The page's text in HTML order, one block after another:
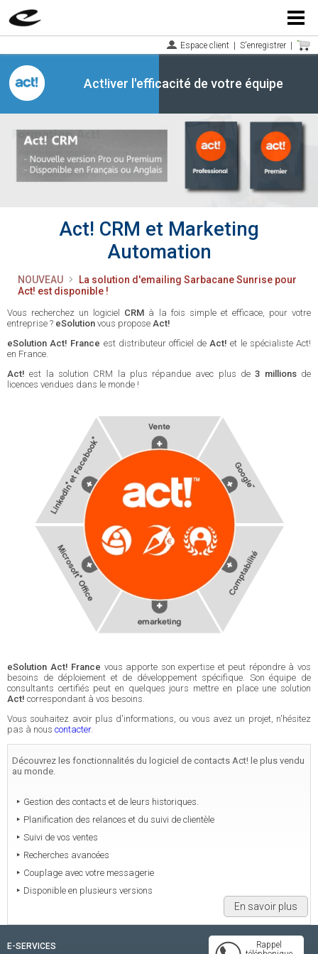
Menu
Espace client S'enregistrer
Act!iver l'efficacité de votre équipe
Act! CRM et Marketing
Automation
NOUVEAU
La solution d'emailing Sarbacane Sunrise pour
Act! est disponible !
Vous recherchez un logiciel CRM à la fois simple et efficace, pour votre
entreprise ? eSolution vous propose Act!
eSolution Act! France est distributeur officiel deAct! et le spécialiste Act!
en France.
Act! est la solution CRM la plus répandue avec plus de3 millionsde
licences vendues dans le monde !
eSolution Act! France vous apporte son expertise et peut répondre à vos
besoins de déploiement et de développement spécifique. Son équipe de
consultants certifiés peut en quelques jours mettre en place une solution
Act! correspondant à vos besoins.
Vous souhaitez avoir plus d'informations, ou vous avez un projet, n'hésitez
pas à nous contacter.
Découvrez les fonctionnalités du logiciel de contacts Act! le plus vendu
au monde.
Gestion des contacts et de leurs historiques.
Planification des relances et du suivi de clientèle
Suivi de vos ventes
Recherches avancées
Couplage avec votre messagerie
Disponible en plusieurs versions
En savoir plus
Rappel
E-SERVICES